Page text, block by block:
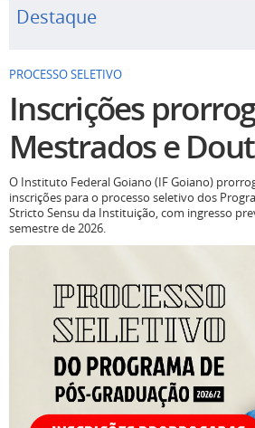
Destaque
PROCESSO SELETIVO
Inscrições
Mestrados e
O Instituto Federal Goiano (IF Goiano)
inscrições para o processo seletivo dos
Stricto Sensu da Instituição, com ingresso
semestre de 2026.